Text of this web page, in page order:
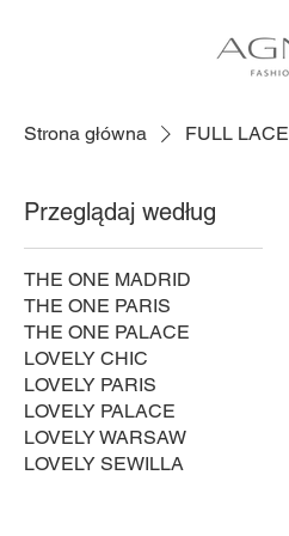
Strona główna FULL LACE
Przeglądaj według
THE ONE MADRID
THE ONE PARIS
THE ONE PALACE
LOVELY CHIC
LOVELY PARIS
LOVELY PALACE
LOVELY WARSAW
LOVELY SEWILLA